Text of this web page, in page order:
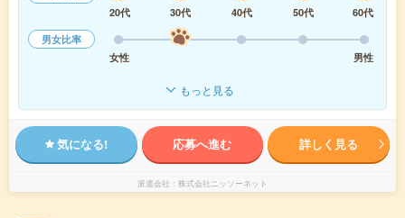
20代
30代 40代 50代
60代
男女比率
女性
男性
もっと見る
気になる! 応募へ進む 詳しく見る
派遣会社 株式会社ニッソーネット